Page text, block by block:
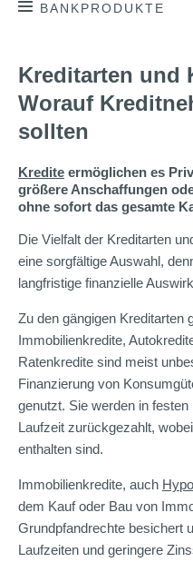
BANKPRODUKTE
Kreditarten und
Worauf
sollten
Kredite ermöglichen es
größere Anschaffungen
ohne sofort das gesamte
Die Vielfalt der Kreditarten
eine sorgfältige Auswahl,
langfristige finanzielle
Zu den gängigen Kreditarten
Immobilienkredite,
Ratenkredite sind meist
Finanzierung von
genutzt. Sie werden in
Laufzeit zurückgezahlt,
enthalten sind.
Immobilienkredite, auch
dem Kauf oder Bau von
Grundpfandrechte besichert
Laufzeiten und geringere